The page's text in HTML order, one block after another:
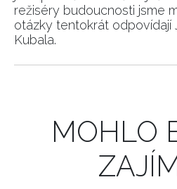
INFORMACE
REDAKCE
režiséry budoucnosti jsme
otázky tentokrát odpovídají
Kubala.
MOHLO